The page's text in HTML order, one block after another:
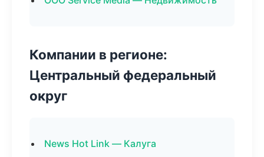
Компании в регионе:
Центральный федеральный
округ
News Hot Link — Калуга